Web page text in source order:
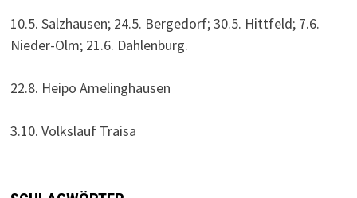
10.5. Salzhausen; 24.5. Bergedorf; 30.5. Hittfeld; 7.6.
Nieder-Olm; 21.6. Dahlenburg.
22.8. Heipo Amelinghausen
3.10. Volkslauf Traisa